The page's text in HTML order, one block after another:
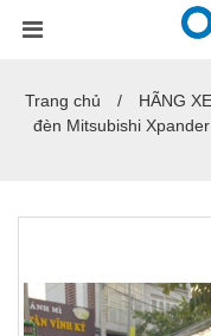
Trang chủ HÃNG XE
đèn Mitsubishi